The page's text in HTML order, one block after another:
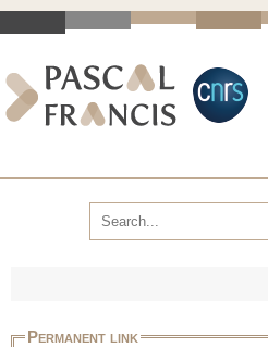
Permanent link